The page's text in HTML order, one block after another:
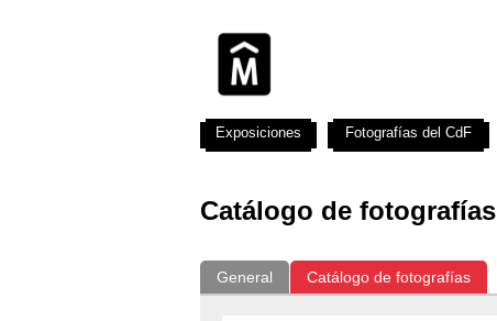
Catálogo de fotografías
General Catálogo de fotografías
Exposiciones Fotografías del CdF